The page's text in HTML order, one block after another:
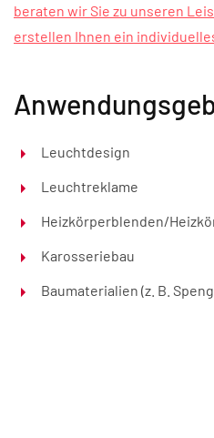
beraten wir Sie zu unseren
erstellen Ihnen ein
Leuchtdesign
Leuchtreklame
Heizkörperblenden/
Karosseriebau
Baumaterialien (z. B.